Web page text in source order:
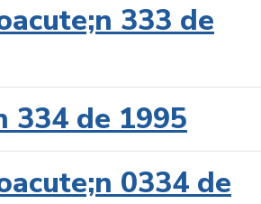
333 de
334 de 1995
0334 de